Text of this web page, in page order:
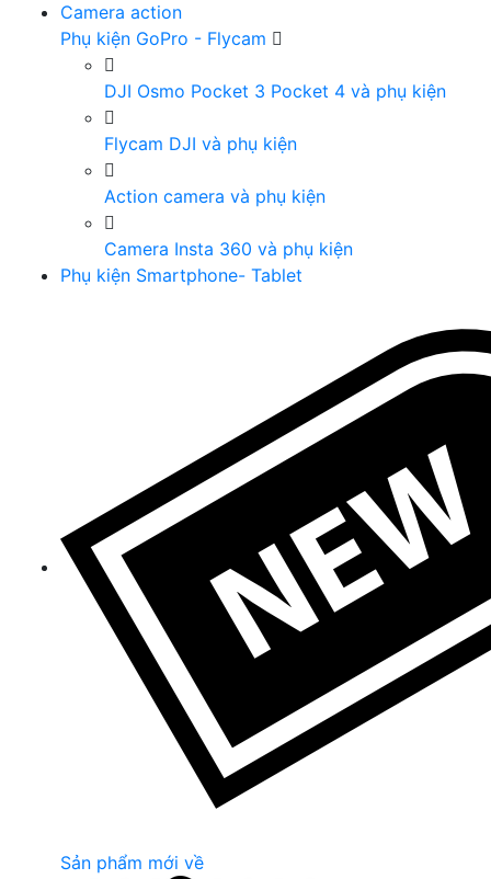
Camera action
Phụ kiện GoPro - Flycam
DJI Osmo Pocket 3 Pocket 4 và phụ kiện
Flycam DJI và phụ kiện
Action camera và phụ kiện
Camera Insta 360 và phụ kiện
Phụ kiện Smartphone- Tablet
Sản phẩm mới về